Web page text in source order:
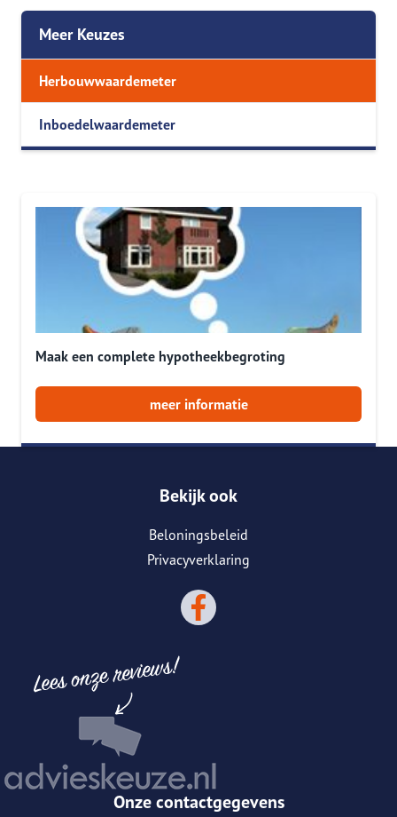
Meer Keuzes
Herbouwwaardemeter
Inboedelwaardemeter
Maak een complete hypotheekbegroting
meer informatie
Bekijk ook
Beloningsbeleid
Privacyverklaring
Onze contactgegevens